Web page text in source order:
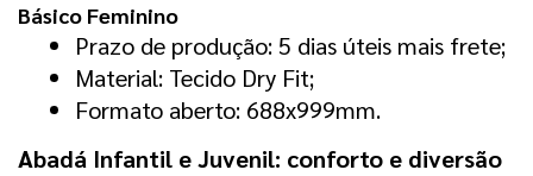
Básico Feminino
Prazo de produção: 5 dias úteis mais frete;
Material: Tecido Dry Fit;
Formato aberto: 688x999mm.
Abadá Infantil e Juvenil: conforto e diversão